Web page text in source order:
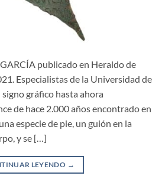
publicado en Heraldo de
Especialistas de la Universidad de
gráfico hasta ahora
de hace 2.000 años encontrado en
especie de pie, un guión en la
y se […]
LEYENDO →